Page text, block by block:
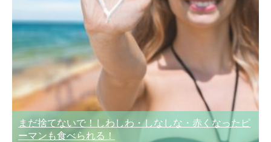
まだ捨てないで！しわしわ・しなしな・赤くなったピ
ーマンも食べられる！